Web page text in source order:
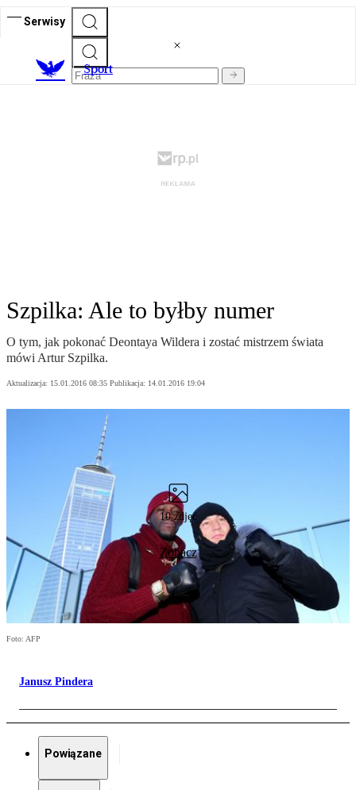
Serwisy
Sport
Szpilka: Ale to byłby numer
O tym, jak pokonać Deontaya Wildera i zostać mistrzem świata
mówi Artur Szpilka.
Aktualizacja: 15.01.2016 08:35 Publikacja: 14.01.2016 19:04
10 zdjęć
Zobacz
Foto: AFP
Janusz Pindera
Powiązane